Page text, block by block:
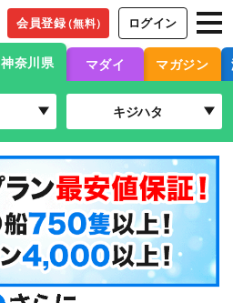
会員登録（無料） ログイン
神奈川県 マダイ マガジン
キジハタ